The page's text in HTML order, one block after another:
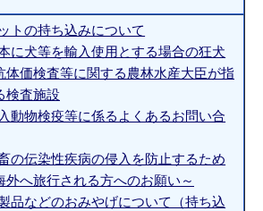
トの持ち込みについて
に犬等を輸入使用とする場合の狂犬
体価検査等に関する農林水産大臣が指
検査施設
動物検疫等に係るよくあるお問い合
の伝染性疾病の侵入を防止するため
外へ旅行される方へのお願い～
品などのおみやげについて（持ち込